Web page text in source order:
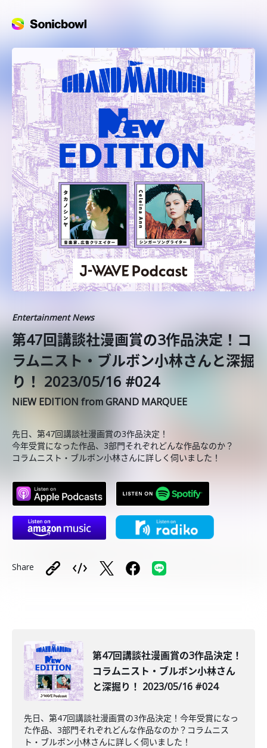
Entertainment News
️第47回講談社漫画賞の3作品決定！コ
ラムニスト・ブルボン小林さんと深掘
り！ 2023/05/16 #024
NiEW EDITION from GRAND MARQUEE
先日、第47回講談社漫画賞の3作品決定！
今年受賞になった作品、3部門それぞれどんな作品なのか？
コラムニスト・ブルボン小林さんに詳しく伺いました！
Share
️第47回講談社漫画賞の3作品決定！
コラムニスト・ブルボン小林さん
と深掘り！ 2023/05/16 #024
先日、第47回講談社漫画賞の3作品決定！今年受賞になっ
た作品、3部門それぞれどんな作品なのか？コラムニス
ト・ブルボン小林さんに詳しく伺いました！